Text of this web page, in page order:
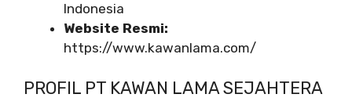
Indonesia
Website Resmi:
https://www.kawanlama.com/
PROFIL PT KAWAN LAMA SEJAHTERA